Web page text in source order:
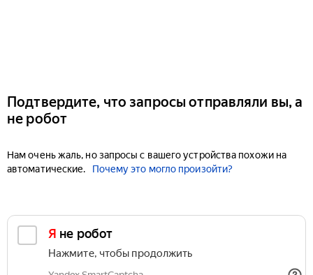
Подтвердите, что запросы отправляли вы, а
не робот
Нам очень жаль, но запросы с вашего устройства похожи на
автоматические.
Почему это могло произойти?
Я не робот
Нажмите, чтобы продолжить